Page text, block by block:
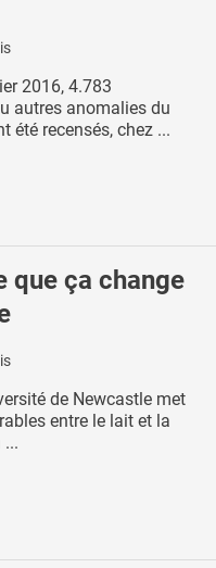
2016, 4.783
autres anomalies du
été recensés, chez ...
que ça change
de Newcastle met
entre le lait et la